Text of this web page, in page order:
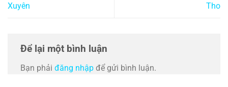
Xuyên
Tho
Để lại một bình luận
Bạn phải đăng nhập để gửi bình luận.